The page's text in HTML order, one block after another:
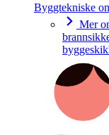
Byggtekniske
Mer